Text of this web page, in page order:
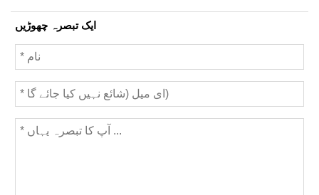
ایک تبصرہ چھوڑیں